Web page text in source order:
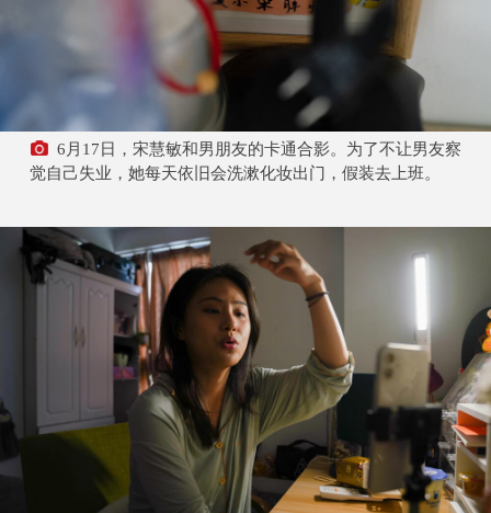
6月17日，宋慧敏和男朋友的卡通合影。为了不让男友察
觉自己失业，她每天依旧会洗漱化妆出门，假装去上班。